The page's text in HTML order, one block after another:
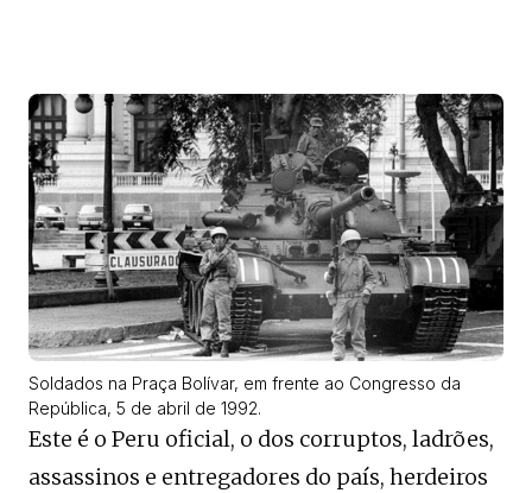
Soldados na Praça Bolívar, em frente ao Congresso da
República, 5 de abril de 1992.
Este é o Peru oficial, o dos corruptos, ladrões,
assassinos e entregadores do país, herdeiros